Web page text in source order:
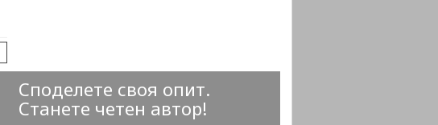
Споделете своя опит.
Станете четен автор!